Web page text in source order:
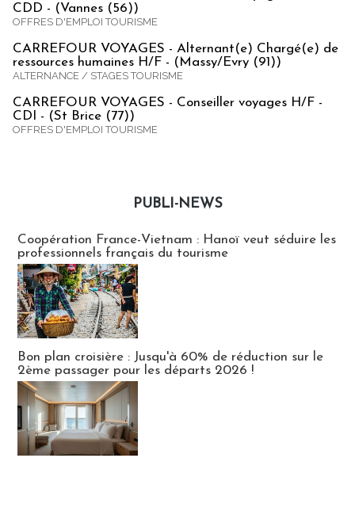
CDD - (Vannes (56))
OFFRES D'EMPLOI TOURISME
CARREFOUR VOYAGES - Alternant(e) Chargé(e) de
ressources humaines H/F - (Massy/Evry (91))
ALTERNANCE / STAGES TOURISME
CARREFOUR VOYAGES - Conseiller voyages H/F -
CDI - (St Brice (77))
OFFRES D'EMPLOI TOURISME
PUBLI-NEWS
Coopération France-Vietnam : Hanoï veut séduire les
professionnels français du tourisme
Bon plan croisière : Jusqu'à 60% de réduction sur le
2ème passager pour les départs 2026 !